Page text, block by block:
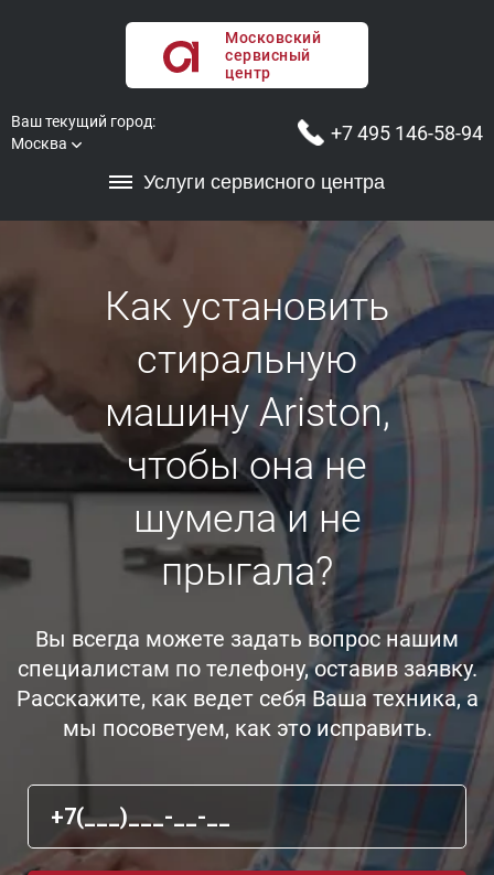
Московский
сервисный
центр
Ваш текущий город:
Москва
+7 495 146-58-94
Услуги сервисного центра
Как установить
стиральную
машину Ariston,
чтобы она не
шумела и не
прыгала?
Вы всегда можете задать вопрос нашим
специалистам по телефону, оставив заявку.
Расскажите, как ведет себя Ваша техника, а
мы посоветуем, как это исправить.